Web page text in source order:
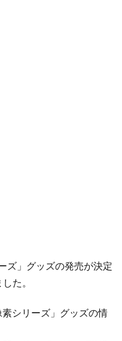
ズ」グッズの発売が決定
た。
素シリーズ」グッズの情